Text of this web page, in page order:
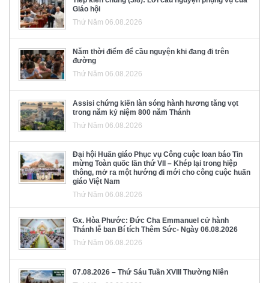
Giáo hội
Thứ Năm 06.08.2026
Năm thời điểm để cầu nguyện khi đang đi trên
đường
Thứ Năm 06.08.2026
Assisi chứng kiến làn sóng hành hương tăng vọt
trong năm kỷ niệm 800 năm Thánh
Thứ Năm 06.08.2026
Đại hội Huấn giáo Phục vụ Công cuộc loan báo Tin
mừng Toàn quốc lần thứ VII – Khép lại trong hiệp
thông, mở ra một hướng đi mới cho công cuộc huấn
giáo Việt Nam
Thứ Năm 06.08.2026
Gx. Hòa Phước: Đức Cha Emmanuel cử hành
Thánh lễ ban Bí tích Thêm Sức- Ngày 06.08.2026
Thứ Năm 06.08.2026
07.08.2026 – Thứ Sáu Tuần XVIII Thường Niên